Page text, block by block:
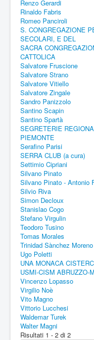
Renzo Gerardi
Rinaldo Fabris
Romeo Panciroli
S. CONGREGAZIONE
SECOLARI, E DEL
SACRA
CATTOLICA
Salvatore Fruscione
Salvatore Strano
Salvatore Vitiello
Salvatore Zingale
Sandro Panizzolo
Santino Scapin
Santino Spartà
SEGRETERIE
PIEMONTE
Serafino Parisi
SERRA CLUB (a cura)
Settimio Cipriani
Silvano Pinato
Silvano Pinato - Antonio
Silvio Riva
Simon Decloux
Stanislao Cogo
Stefano Virgulin
Teodoro Tusino
Tomas Morales
Trinidad Sànchez Moreno
Ugo Poletti
UNA MONACA
USMI-CISM ABRUZZO-
Vincenzo Lopasso
Virgilio Noè
Vito Magno
Vittorio Lucchesi
Waldemar Turek
Walter Magni
Risultati 1 - 2 di 2